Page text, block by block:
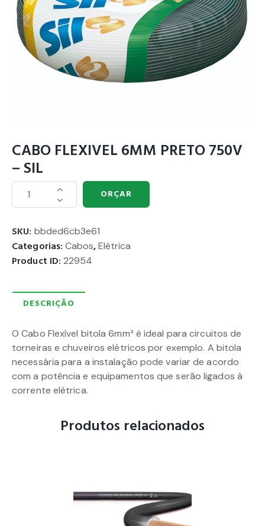
CABO FLEXIVEL 6MM PRETO 750V
– SIL
ORÇAR
SKU: bbded6cb3e61
Categorias:Cabos,Elétrica
Product ID:22954
DESCRIÇÃO
O Cabo Flexível bitola 6mm² é ideal para circuitos de
torneiras e chuveiros elétricos por exemplo. A bitola
necessária para a instalação pode variar de acordo
com a potência e equipamentos que serão ligados à
corrente elétrica.
Produtos relacionados